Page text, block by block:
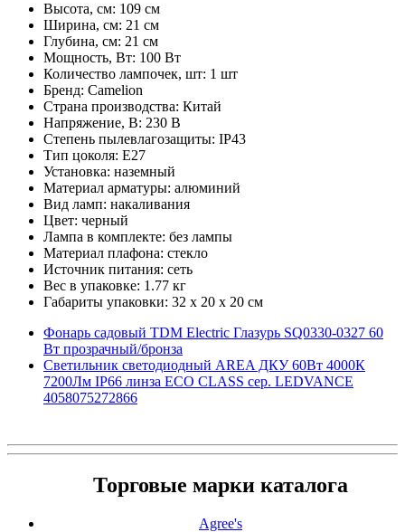
Высота, см: 109 см
Ширина, см: 21 см
Глубина, см: 21 см
Мощность, Вт: 100 Вт
Количество лампочек, шт: 1 шт
Бренд: Camelion
Страна производства: Китай
Напряжение, В: 230 В
Степень пылевлагозащиты: IP43
Тип цоколя: E27
Установка: наземный
Материал арматуры: алюминий
Вид ламп: накаливания
Цвет: черный
Лампа в комплекте: без лампы
Материал плафона: стекло
Источник питания: сеть
Вес в упаковке: 1.77 кг
Габариты упаковки: 32 x 20 x 20 см
Фонарь садовый TDM Electric Глазурь SQ0330-0327 60
Вт прозрачный/бронза
Светильник светодиодный AREA ДКУ 60Вт 4000К
7200Лм IP66 линза ECO CLASS сер. LEDVANCE
4058075272866
Торговые марки каталога
Agree's